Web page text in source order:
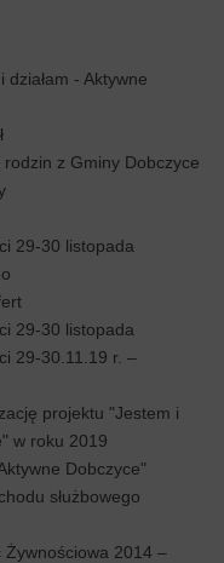
- Aktywne
z Gminy Dobczyce
29-30 listopada
29-30 listopada
29-30.11.19 r. –
projektu "Jestem i
w roku 2019
Dobczyce"
służbowego
2014 –